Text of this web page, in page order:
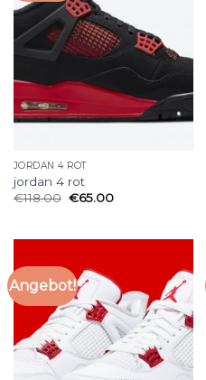
JORDAN 4 ROT
jordan 4 rot
€118.00 €65.00
Angebot!